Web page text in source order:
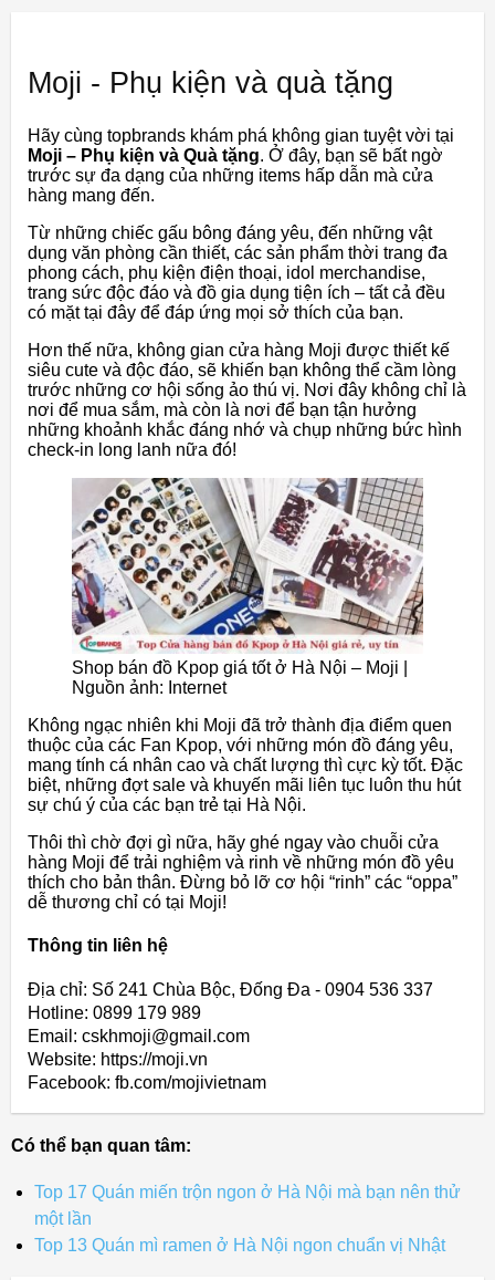
Moji - Phụ kiện và quà tặng
Hãy cùng topbrands khám phá không gian tuyệt vời tại
Moji – Phụ kiện và Quà tặng. Ở đây, bạn sẽ bất ngờ
trước sự đa dạng của những items hấp dẫn mà cửa
hàng mang đến.
Từ những chiếc gấu bông đáng yêu, đến những vật
dụng văn phòng cần thiết, các sản phẩm thời trang đa
phong cách, phụ kiện điện thoại, idol merchandise,
trang sức độc đáo và đồ gia dụng tiện ích – tất cả đều
có mặt tại đây để đáp ứng mọi sở thích của bạn.
Hơn thế nữa, không gian cửa hàng Moji được thiết kế
siêu cute và độc đáo, sẽ khiến bạn không thể cầm lòng
trước những cơ hội sống ảo thú vị. Nơi đây không chỉ là
nơi để mua sắm, mà còn là nơi để bạn tận hưởng
những khoảnh khắc đáng nhớ và chụp những bức hình
check-in long lanh nữa đó!
Shop bán đồ Kpop giá tốt ở Hà Nội – Moji |
Nguồn ảnh: Internet
Không ngạc nhiên khi Moji đã trở thành địa điểm quen
thuộc của các Fan Kpop, với những món đồ đáng yêu,
mang tính cá nhân cao và chất lượng thì cực kỳ tốt. Đặc
biệt, những đợt sale và khuyến mãi liên tục luôn thu hút
sự chú ý của các bạn trẻ tại Hà Nội.
Thôi thì chờ đợi gì nữa, hãy ghé ngay vào chuỗi cửa
hàng Moji để trải nghiệm và rinh về những món đồ yêu
thích cho bản thân. Đừng bỏ lỡ cơ hội “rinh” các “oppa”
dễ thương chỉ có tại Moji!
Thông tin liên hệ
Địa chỉ: Số 241 Chùa Bộc, Đống Đa - 0904 536 337
Hotline: 0899 179 989
Email: cskhmoji@gmail.com
Website: https://moji.vn
Facebook: fb.com/mojivietnam
Có thể bạn quan tâm:
Top 17 Quán miến trộn ngon ở Hà Nội mà bạn nên thử
một lần
Top 13 Quán mì ramen ở Hà Nội ngon chuẩn vị Nhật